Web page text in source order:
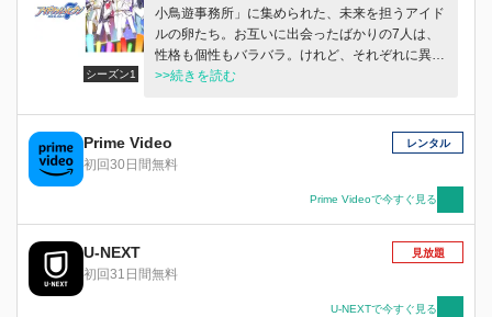
シーズン1
小鳥遊事務所」に集められた、未来を担うアイド
ルの卵たち。お互いに出会ったばかりの7人は、
性格も個性もバラバラ。けれど、それぞれに異な
る魅力を持ち、アイドルとしての未知の可能性を
み出した彼らの名は「IDOLiSH7」。光り輝くス
テージで歌い踊る姿は、やがて人々の心を惹きつ
けていく。華やかだが、時に厳しいアイドルの世
>>続きを読む
Prime Video
初回30日間無料
レンタル
Prime Videoで今すぐ見る
U-NEXT
初回31日間無料
見放題
U-NEXTで今すぐ見る